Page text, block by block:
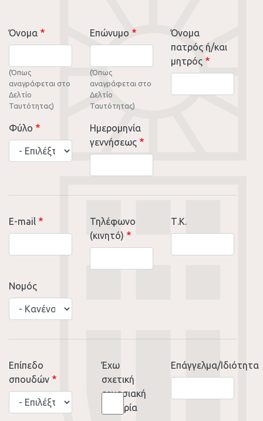
Όνομα
(Όπως
αναγράφεται στο
Δελτίο
Ταυτότητας)
Επώνυμο
(Όπως
αναγράφεται στο
Δελτίο
Ταυτότητας)
Όνομα
πατρός ή/και
μητρός
Φύλο
Ημερομηνία
γεννήσεως
E-mail
Τηλέφωνο
(κινητό)
Τ.Κ.
Νομός
Επίπεδο
σπουδών
Έχω
σχετική
εργασιακή
εμπειρία
Επάγγελμα/Iδιότητα